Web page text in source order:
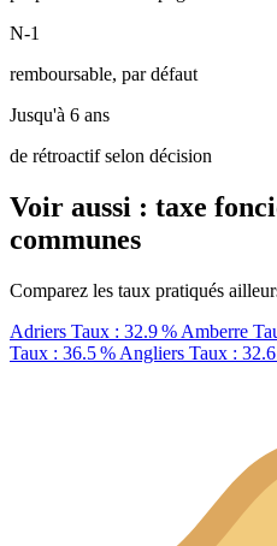
N-1
remboursable, par défaut
Jusqu'à 6 ans
de rétroactif selon décision
Voir aussi : taxe
communes
Comparez les taux pratiqués
Adriers Taux : 32.9 % Amberre
Taux : 36.5 % Angliers Taux :